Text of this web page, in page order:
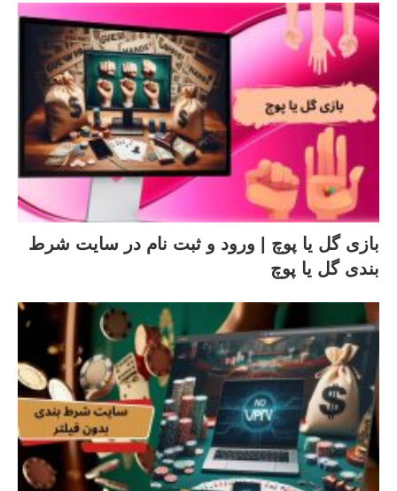
بازی گل یا پوچ | ورود و ثبت نام در سایت شرط
بندی گل یا پوچ